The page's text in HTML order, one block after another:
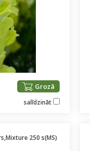
Grozā
salīdzināt
250 s(MS)